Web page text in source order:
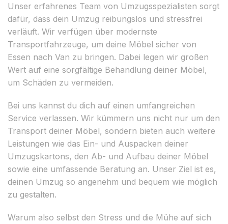
Unser erfahrenes Team von Umzugsspezialisten sorgt
dafür, dass dein Umzug reibungslos und stressfrei
verläuft. Wir verfügen über modernste
Transportfahrzeuge, um deine Möbel sicher von
Essen nach Van zu bringen. Dabei legen wir großen
Wert auf eine sorgfältige Behandlung deiner Möbel,
um Schäden zu vermeiden.
Bei uns kannst du dich auf einen umfangreichen
Service verlassen. Wir kümmern uns nicht nur um den
Transport deiner Möbel, sondern bieten auch weitere
Leistungen wie das Ein- und Auspacken deiner
Umzugskartons, den Ab- und Aufbau deiner Möbel
sowie eine umfassende Beratung an. Unser Ziel ist es,
deinen Umzug so angenehm und bequem wie möglich
zu gestalten.
Warum also selbst den Stress und die Mühe auf sich